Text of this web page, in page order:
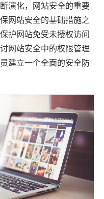
演化，网站安全的重要
网站安全的基础措施之
护网站免受未授权访问
网站安全中的权限管理
建立一个全面的安全防